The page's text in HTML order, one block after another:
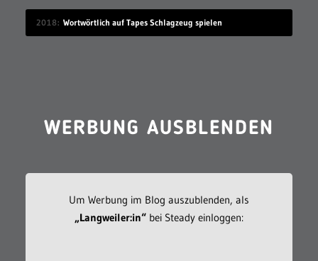
2018 Wortwörtlich auf Tapes Schlagzeug spielen
WERBUNG AUSBLENDEN
Um Werbung im Blog auszublenden, als
„Langweiler:in“bei Steady einloggen: